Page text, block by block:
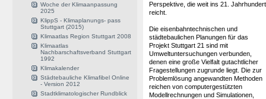
Woche der Klimaanpassung
2025
KlippS - Klimaplanungs- pass
Stuttgart (2015)
Klimaatlas Region Stuttgart 2008
Klimaatlas
Nachbarschaftsverband Stuttgart
1992
Klimakalender
Städtebauliche Klimafibel Online
- Version 2012
Stadtklimatologischer Rundblick
Perspektive, die weit ins 21. Jahrhundert
reicht.
Die eisenbahntechnischen und
städtebaulichen Planungen für das
Projekt Stuttgart 21 sind mit
Umweltuntersuchungen verbunden,
denen eine große Vielfalt gutachtlicher
Fragestellungen zugrunde liegt. Die zur
Problemlösung angewandten Methoden
reichen von computergestützten
Modellrechnungen und Simulationen,